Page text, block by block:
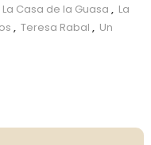
La Casa de la Guasa , La
, Teresa Rabal , Un